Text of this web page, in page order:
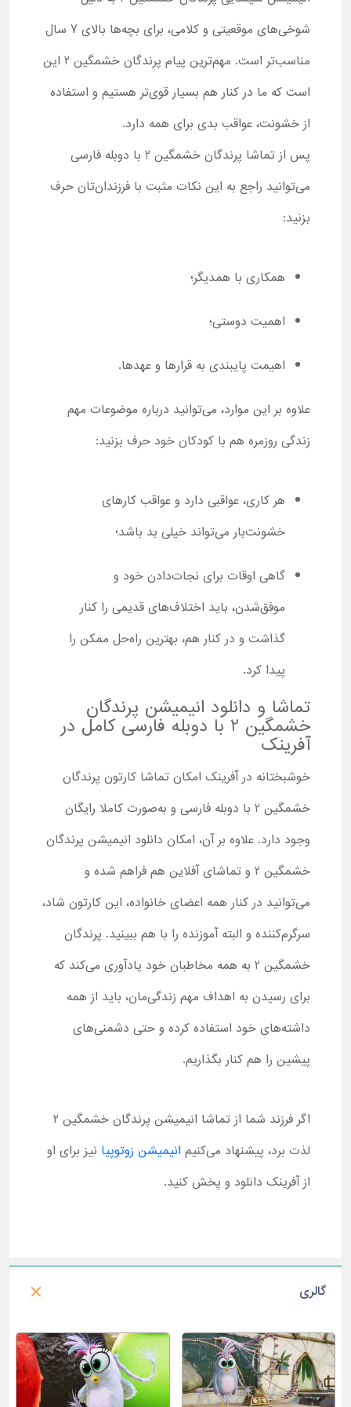
شوخی‌های موقعیتی و کلامی، برای بچه‌ها بالای 7 سال
مناسب‌تر است. مهم‌ترین پیام پرندگان خشمگین 2 این
است که ما در کنار هم بسیار قوی‌تر هستیم و استفاده
از خشونت، عواقب بدی برای همه دارد.
پس از تماشا پرندگان خشمگین 2 با دوبله فارسی
می‌توانید راجع به این نکات مثبت با فرزندان‌تان حرف
بزنید:
همکاری با همدیگر؛
اهمیت دوستی؛
اهیمت پایبندی به قرارها و عهدها.
علاوه بر این موارد، می‌توانید درباره موضوعات مهم
زندگی روزمره هم با کودکان خود حرف بزنید:
هر کاری، عواقبی دارد و عواقب کارهای
خشونت‌بار می‌تواند خیلی بد باشد؛
گاهی اوقات برای نجات‌دادن خود و
موفق‌شدن، باید اختلاف‌های قدیمی را کنار
گذاشت و در کنار هم، بهترین راه‌حل ممکن را
پیدا کرد.
تماشا و دانلود انیمیشن پرندگان
خشمگین 2 با دوبله فارسی کامل در
آفرینک
خوشبختانه در آفرینک امکان تماشا کارتون پرندگان
خشمگین 2 با دوبله فارسی و به‌صورت کاملا رایگان
وجود دارد. علاوه بر آن، امکان دانلود انیمیشن پرندگان
خشمگین 2 و تماشای آفلاین هم فراهم شده و
می‌توانید در کنار همه اعضای خانواده، این کارتون شاد،
سرگرم‌کننده و البته آموزنده را با هم ببینید. پرندگان
خشمگین 2 به همه مخاطبان خود یادآوری می‌کند که
برای رسیدن به اهداف مهم زندگی‌مان، باید از همه
داشته‌های خود استفاده کرده و حتی دشمنی‌های
پیشین را هم کنار بگذاریم.
اگر فرزند شما از تماشا انیمیشن پرندگان خشمگین 2
لذت برد، پیشنهاد می‌کنیم انیمیشن زوتوپیا نیز برای او
از آفرینک دانلود و پخش کنید.
گالری